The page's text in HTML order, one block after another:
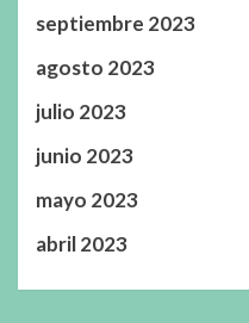
septiembre 2023
agosto 2023
julio 2023
junio 2023
mayo 2023
abril 2023